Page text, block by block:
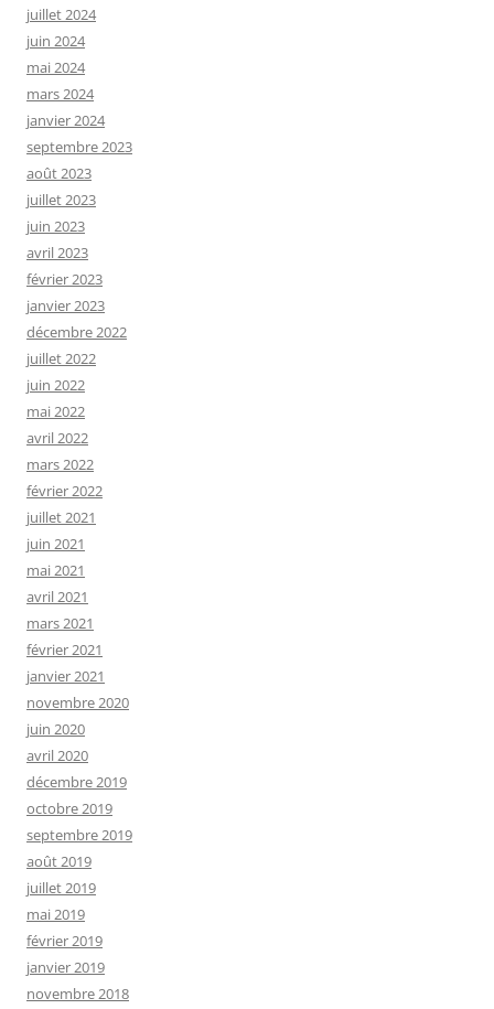
juillet 2024
juin 2024
mai 2024
mars 2024
janvier 2024
septembre 2023
août 2023
juillet 2023
juin 2023
avril 2023
février 2023
janvier 2023
décembre 2022
juillet 2022
juin 2022
mai 2022
avril 2022
mars 2022
février 2022
juillet 2021
juin 2021
mai 2021
avril 2021
mars 2021
février 2021
janvier 2021
novembre 2020
juin 2020
avril 2020
décembre 2019
octobre 2019
septembre 2019
août 2019
juillet 2019
mai 2019
février 2019
janvier 2019
novembre 2018